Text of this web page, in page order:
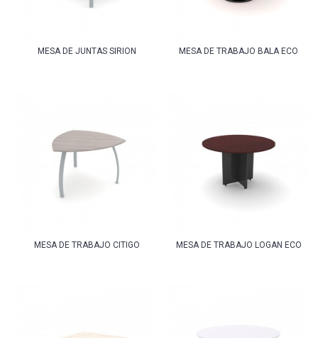
MESA DE JUNTAS SIRION MESA DE TRABAJO BALA ECO
MESA DE TRABAJO CITIGO MESA DE TRABAJO LOGAN ECO